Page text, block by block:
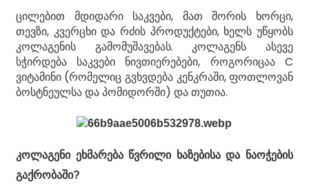
ცილებით მდიდარი საკვები, მათ შორის ხორცი,
თევზი, კვერცხი და რძის პროდუქტები, ხელს უწყობს
კოლაგენის გამომუშავებას. კოლაგენს ასევე
სჭირდება საკვები ნივთიერებები, როგორიცაა C
ვიტამინი (რომელიც გვხვდება კენკრაში, ფოთლოვან
ბოსტნეულსა და პომიდორში) და თუთია.
კოლაგენი ეხმარება წვრილი ხაზებისა და ნაოჭების
გაქრობაში?